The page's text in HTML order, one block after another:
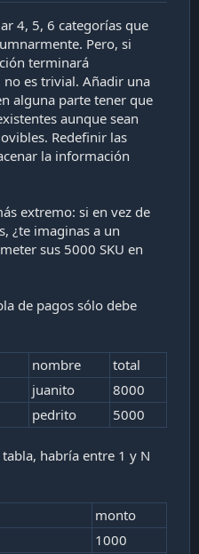
4, 5, 6 categorías que
Pero, si
terminará
no es trivial. Añadir una
alguna parte tener que
aunque sean
Redefinir las
la información
extremo: si en vez de
¿te imaginas a un
sus 5000 SKU en
de pagos sólo debe
nombre
total
juanito
8000
pedrito 5000
habría entre 1 y N
monto
1000